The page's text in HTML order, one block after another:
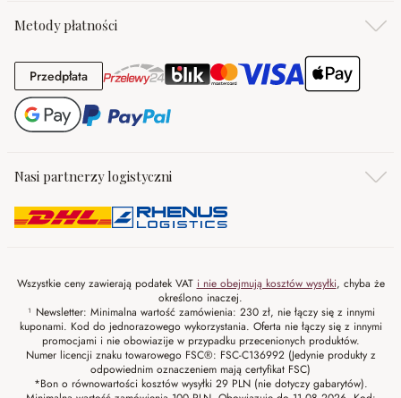
Metody płatności
PrzedpłataPrzedpłata
Nasi partnerzy logistyczni
Wszystkie ceny zawierają podatek VAT i nie obejmują kosztów wysyłki, chyba że
określono inaczej.
¹ Newsletter: Minimalna wartość zamówienia: 230 zł, nie łączy się z innymi
kuponami. Kod do jednorazowego wykorzystania. Oferta nie łączy się z innymi
promocjami i nie obowiazije w przypadku przecenionych produktów.
Numer licencji znaku towarowego FSC®: FSC-C136992 (Jedynie produkty z
odpowiednim oznaczeniem mają certyfikat FSC)
*Bon o równowartości kosztów wysyłki 29 PLN (nie dotyczy gabarytów).